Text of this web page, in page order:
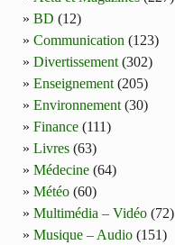
BD (12)
Communication (123)
Divertissement (302)
Enseignement (205)
Environnement (30)
Finance (111)
Livres (63)
Médecine (64)
Météo (60)
Multimédia – Vidéo (72)
Musique – Audio (151)